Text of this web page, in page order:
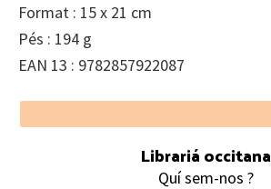
Format : 15 x 21 cm
Pés : 194 g
EAN 13 : 9782857922087
Footer
Librariá occitana
Quí sem-nos ?